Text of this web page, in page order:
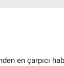
en çarpıcı